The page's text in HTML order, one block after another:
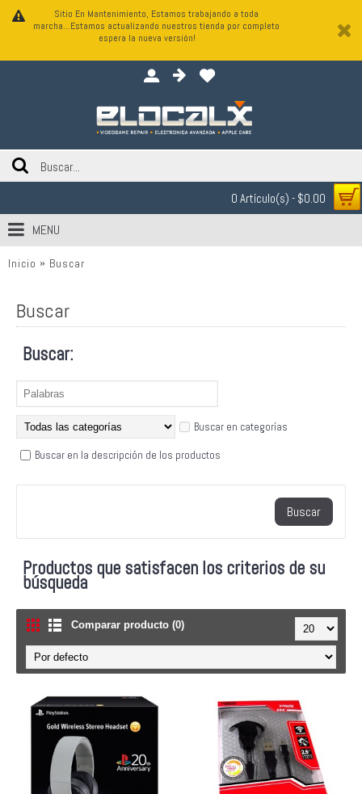
Sitio En Mantenimiento, Estamos trabajando a toda
marcha...Estamos actualizando nuestros tienda por completo
espera la nueva versión!
0 Artículo(s) - $0.00
MENU
Inicio Buscar
Buscar
Buscar:
Buscar en categorías
Buscar en la descripción de los productos
Productos que satisfacen los criterios de su
búsqueda
Comparar producto (0)